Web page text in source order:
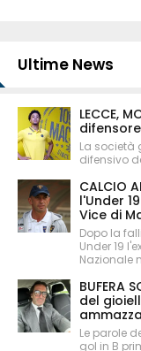
Ultime News
LECCE,
La società
difensivo
CALCIO
l'Under
Vice di
Dopo la
Under 19
Nazionale
BUFERA
del
Le parole
gol in B